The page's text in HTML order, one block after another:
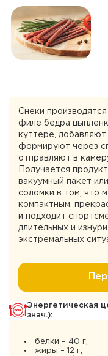
Снеки
филе бедра
куттере,
формируют через
отправляют в
Получается
вакуумный пакет
соломки в том, что
компактным,
и подходит
длительных и
экстремальных
Энергетическая
знач.):
белки – 40 г,
жиры – 12 г,